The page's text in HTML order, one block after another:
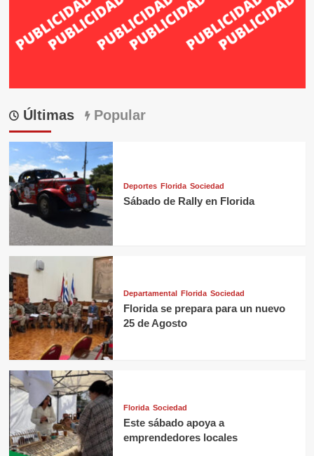
Últimas Popular
Deportes Florida Sociedad
Sábado de Rally en Florida
Departamental Florida Sociedad
Florida se prepara para un nuevo
25 de Agosto
Florida Sociedad
Este sábado apoya a
emprendedores locales